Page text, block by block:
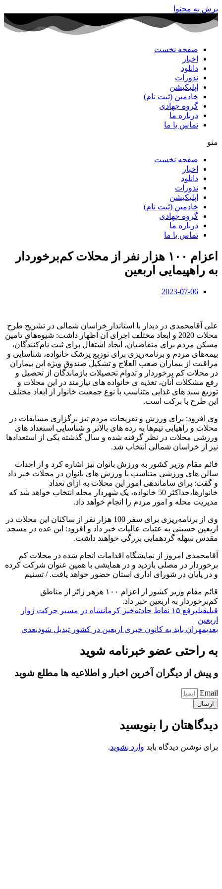
پرش به محتوا
صفحه نخست
اخبار
دانلود
نذورات
اپلیکیشن
خادمین (ثبت نام)
گروه جهادی
درباره ما
تماس با ما
منو
صفحه نخست
اخبار
دانلود
نذورات
اپلیکیشن
خادمین (ثبت نام)
گروه جهادی
درباره ما
تماس با ما
اعزام ۱۰۰ هزار نفر از محلات کم‌برخوردار
‌به راهپیمایی اربعین
2023-07-06
علی آقامحمدی در دیدار با استاندار خراسان شمالی در تشریح طرح
محلات 2020 و ابعاد مختلف اجرای آن اظهار داشت: شیوه‌های تامین
مسکن مردم برای متقاضیان، ایجاد اشتغال برای ثبت نام‌کنندگان،
بیمه‌های مردم و برنامه‌ریزی برای توزیع پزشک خانواده، شناسایی و
مراقبت از بیماران صعب العلاج و تشکیل صندوق ویژه این بیماران
در محلات کم برخوردار و تدوام تحصیلات بازماندگان از تحصیل و
رفع مشکلات آنان، تغذیه ی خانواده های نیازمند در این محلات و
توزیع سبد های غذایی متناسب با نوع جمعیت خانوار از ابعاد مختلف
این طرح با برکت است.
وی افزود: برای ورزش و تفریحات مردم نیز برگزاری مسابقات در
محلات و راهیابی تیم‌ها به رده های بالاتر و شناسایی استعداد های
ورزشی محلات در نظر گرفته شده و سال گذشته یکی از استعداد‌ها
نیز از خراسان شمالی انتخاب شد.
قائم مقام وزیر کشور به ورزش بانوان نیز اشاره کرد و از احداث
سالن های ورزشی متناسب با ورزش های بانوان در محلات خبر داد
و گفت: برای ساماندهی امور این محلات به ازای تعداد
خانوارها،حداکثر 50 خانواده، یک شهردار محله انتخاب خواهد شد که
مدیریت محله و امور مردم را انجام خواهد داد.
وی از برنامه‌ریزی برای سفر 100 هزار نفر از ساکنان این محلات در
اربعین حسینی به عتبات عالیات خبر داد و افزود: این عده در مسجد
مقدس سهله گردهمایی بزرگی خواهند داشت.
آقامحمدی امروز از نمایشگاه اقدامات انجام شده در محلات کم
برخوردار در مصلی بازدید و در همایشی با همین عنوان شرکت کرده
و در پایان در شورای اداری استان حضور خواهد یافت. / تسنیم
قائم مقام وزیر کشور از اعزام ۱۰۰ هزهر زائر از مناطق
کم‌برخوردار به اربعین خبر داد.
قبلیقبلی
رفع ۱۵ نقاط حادثه‌خیز کرمانشاه در مسیر حرکت زوار
اربعین
بعدیمهران باید به کانون خبری اربعین در کشور تبدیل شودبعدی
به راحتی عضو خبرنامه شوید
و پیش از دیگران آخرین اخبار و اطلاعیه ها مطلع شوید
Email
ارسال
دیدگاهتان را بنویسید
برای نوشتن دیدگاه باید وارد بشوید.